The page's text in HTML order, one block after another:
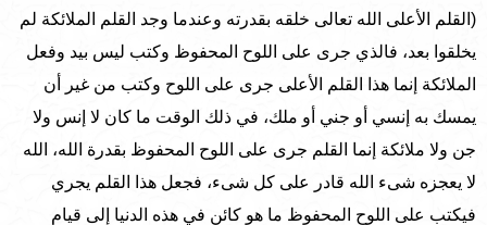
(القلم الأعلى الله تعالى خلقه بقدرته وعندما وجد القلم الملائكة لم
يخلقوا بعد، فالذي جرى على اللوح المحفوظ وكتب ليس بيد وفعل
الملائكة إنما هذا القلم الأعلى جرى على اللوح وكتب من غير أن
يمسك به إنسي أو جني أو ملك، في ذلك الوقت ما كان لا إنس ولا
جن ولا ملائكة إنما القلم جرى على اللوح المحفوظ بقدرة الله، الله
لا يعجزه شىء الله قادر على كل شىء، فجعل هذا القلم يجري
فيكتب على اللوح المحفوظ ما هو كائن في هذه الدنيا إلى قيام